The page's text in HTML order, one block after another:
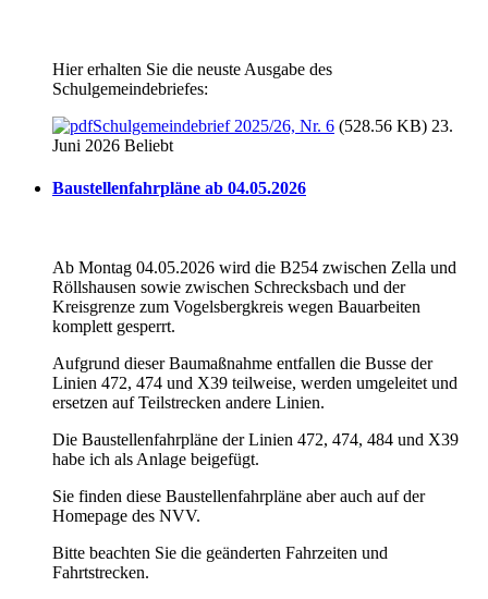
Hier erhalten Sie die neuste Ausgabe des
Schulgemeindebriefes:
Schulgemeindebrief 2025/26, Nr. 6 (528.56 KB) 23.
Juni 2026 Beliebt
Baustellenfahrpläne ab 04.05.2026
Ab Montag 04.05.2026 wird die B254 zwischen Zella und
Röllshausen sowie zwischen Schrecksbach und der
Kreisgrenze zum Vogelsbergkreis wegen Bauarbeiten
komplett gesperrt.
Aufgrund dieser Baumaßnahme entfallen die Busse der
Linien 472, 474 und X39 teilweise, werden umgeleitet und
ersetzen auf Teilstrecken andere Linien.
Die Baustellenfahrpläne der Linien 472, 474, 484 und X39
habe ich als Anlage beigefügt.
Sie finden diese Baustellenfahrpläne aber auch auf der
Homepage des NVV.
Bitte beachten Sie die geänderten Fahrzeiten und
Fahrtstrecken.